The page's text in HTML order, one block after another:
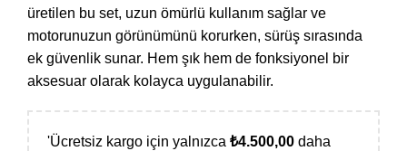
üretilen bu set, uzun ömürlü kullanım sağlar ve
motorunuzun görünümünü korurken, sürüş sırasında
ek güvenlik sunar. Hem şık hem de fonksiyonel bir
aksesuar olarak kolayca uygulanabilir.
'Ücretsiz kargo için yalnızca ₺4.500,00 daha